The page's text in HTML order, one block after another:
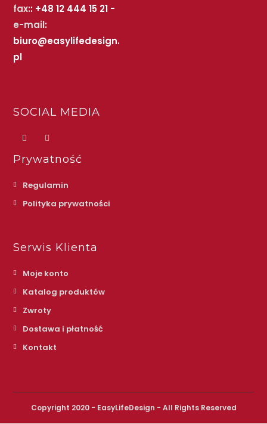
fax:: +48 12 444 15 21 -
e-mail:
biuro@easylifedesign.
pl
SOCIAL MEDIA
Prywatność
Regulamin
Polityka prywatności
Serwis Klienta
Moje konto
Katalog produktów
Zwroty
Dostawa i płatność
Kontakt
Copyright 2020 - EasyLifeDesign - All Rights Reserved